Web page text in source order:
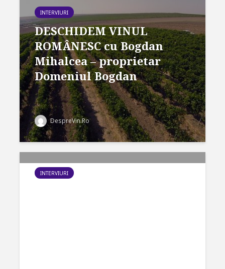
INTERVIURI
DESCHIDEM VINUL
ROMÂNESC cu Bogdan
Mihalcea – proprietar
Domeniul Bogdan
DespreVin.Ro
INTERVIURI